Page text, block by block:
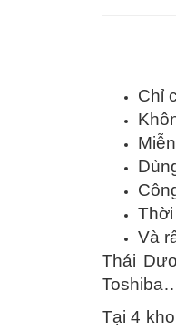
Chỉ
Thời
Và
Thái
Tại 4